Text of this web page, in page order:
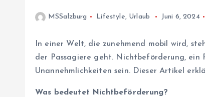
MSSalzburg Lifestyle, Urlaub Juni 6, 2024
In einer Welt, die zunehmend mobil wird,
der Passagiere geht. Nichtbeförderung, ein
Unannehmlichkeiten sein. Dieser Artikel
Was bedeutet Nichtbeförderung?